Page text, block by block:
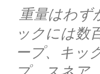
重量はわず
ックには数
ープ、キッ